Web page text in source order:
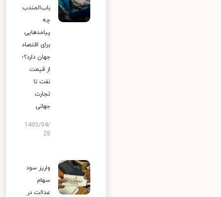
باب‌المندب
چه
پیامدهایی
برای اقتصاد
جهان دارد؟؛
از قیمت
نفت تا
تجارت
جهانی
1405/04/
28
واریز سود
سهام
عدالت در